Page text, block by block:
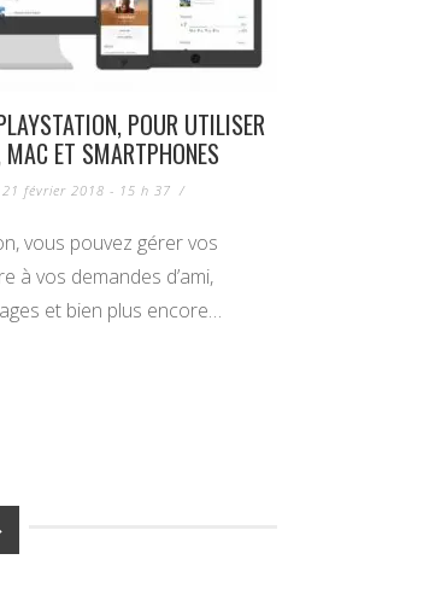
POUR UTILISER
ET SMARTPHONES
21 février 2018 - 15 h 37 /
vous pouvez gérer vos
à vos demandes d’ami,
et bien plus encore…